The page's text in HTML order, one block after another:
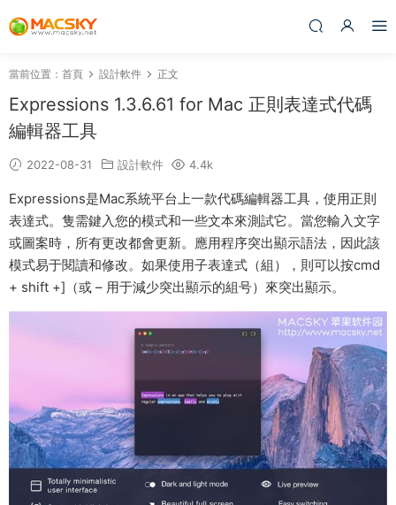
當前位置： 首頁 設計軟件 正文
Expressions 1.3.6.61 for Mac 正則表達式代碼
編輯器工具
2022-08-31 設計軟件 4.4k
Expressions是Mac系統平台上一款代碼編輯器工具，使用正則
表達式。隻需鍵入您的模式和一些文本來測試它。當您輸入文字
或圖案時，所有更改都會更新。應用程序突出顯示語法，因此該
模式易于閱讀和修改。如果使用子表達式（組），則可以按cmd
+ shift +]（或 – 用于減少突出顯示的組号）來突出顯示。